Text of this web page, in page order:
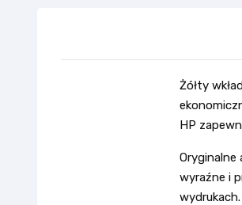
Żółty
HP
wyraźne i
wydrukach.